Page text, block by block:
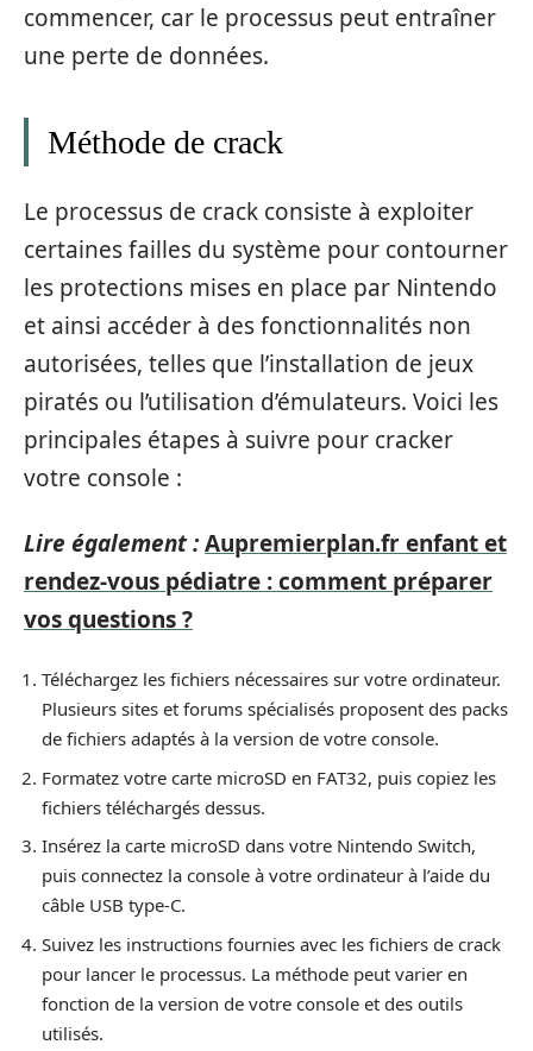
commencer, car le processus peut entraîner
une perte de données.
Méthode de crack
Le processus de crack consiste à exploiter
certaines failles du système pour contourner
les protections mises en place par Nintendo
et ainsi accéder à des fonctionnalités non
autorisées, telles que l’installation de jeux
piratés ou l’utilisation d’émulateurs. Voici les
principales étapes à suivre pour cracker
votre console :
Lire également :Aupremierplan.fr enfant et
rendez-vous pédiatre : comment préparer
vos questions ?
Téléchargez les fichiers nécessaires sur votre ordinateur.
Plusieurs sites et forums spécialisés proposent des packs
de fichiers adaptés à la version de votre console.
Formatez votre carte microSD en FAT32, puis copiez les
fichiers téléchargés dessus.
Insérez la carte microSD dans votre Nintendo Switch,
puis connectez la console à votre ordinateur à l’aide du
câble USB type-C.
Suivez les instructions fournies avec les fichiers de crack
pour lancer le processus. La méthode peut varier en
fonction de la version de votre console et des outils
utilisés.